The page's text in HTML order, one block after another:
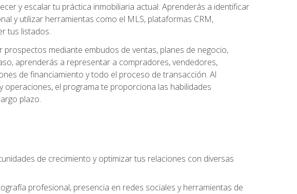
y escalar tu práctica inmobiliaria actual. Aprenderás a identificar
y utilizar herramientas como el MLS, plataformas CRM,
tus listados.
mediante embudos de ventas, planes de negocio,
aprenderás a representar a compradores, vendedores,
de financiamiento y todo el proceso de transacción. Al
el programa te proporciona las habilidades
plazo.
de crecimiento y optimizar tus relaciones con diversas
profesional, presencia en redes sociales y herramientas de